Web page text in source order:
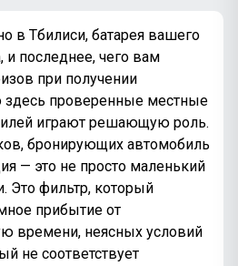
в Тбилиси, батарея вашего
и последнее, чего вам
при получении
здесь проверенные местные
играют решающую роль.
бронирующих автомобиль
— это не просто маленький
Это фильтр, который
прибытие от
времени, неясных условий
не соответствует